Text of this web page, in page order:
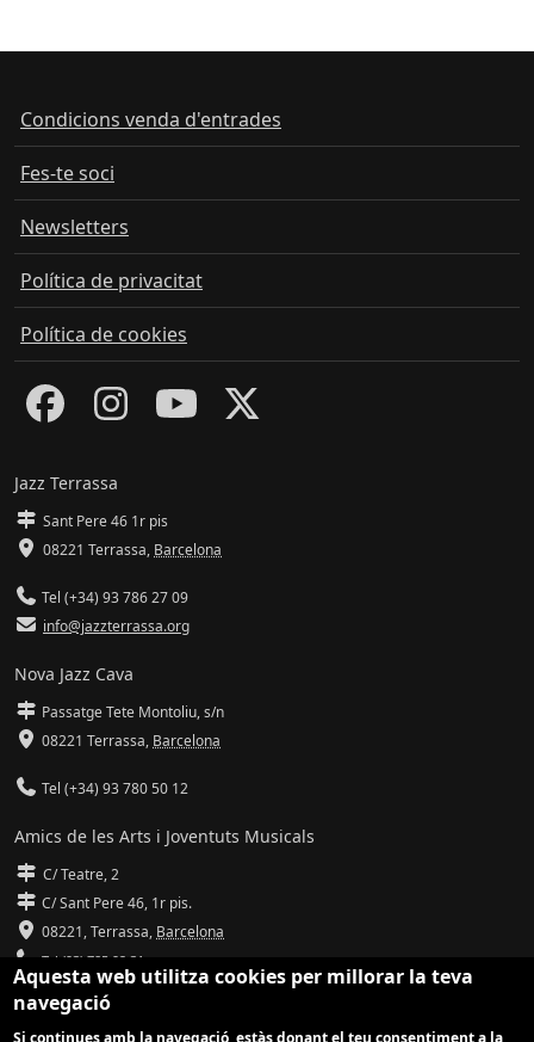
Condicions venda d'entrades
Fes-te soci
Newsletters
Política de privacitat
Política de cookies
Jazz Terrassa
Sant Pere 46 1r pis
08221 Terrassa, Barcelona
Tel (+34) 93 786 27 09
info@jazzterrassa.org
Nova Jazz Cava
Passatge Tete Montoliu, s/n
08221 Terrassa, Barcelona
Tel (+34) 93 780 50 12
Amics de les Arts i Joventuts Musicals
C/ Teatre, 2
C/ Sant Pere 46, 1r pis.
08221,Terrassa, Barcelona
Tel (93) 785 92 31
info@amicsdelesarts-jjmm.cat
Aquesta web utilitza cookies per millorar la teva
navegació
Si continues amb la navegació, estàs donant el teu consentiment a la